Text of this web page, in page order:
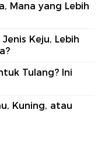
Mana yang Lebih
Keju, Lebih
Tulang? Ini
Kuning, atau